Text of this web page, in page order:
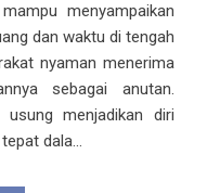
menyampaikan
dan waktu di tengah
nyaman menerima
sebagai anutan.
menjadikan diri
dala...